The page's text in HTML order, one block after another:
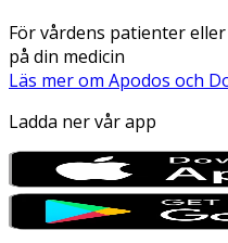
För vårdens patienter
på din medicin
Läs mer om Apodos och
Ladda ner vår app